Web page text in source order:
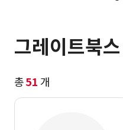
그레이트북
총51 개